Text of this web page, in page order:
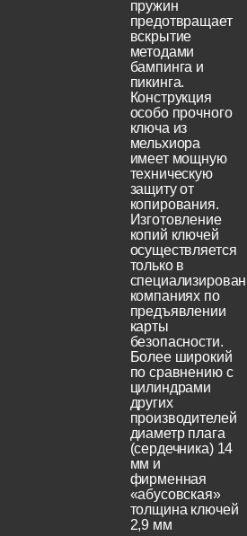
пружин
предотвращает
вскрытие
методами
бампинга и
пикинга.
Конструкция
особо прочного
ключа из
мельхиора
имеет мощную
техническую
защиту от
копирования.
Изготовление
копий ключей
осуществляется
только в
компаниях по
предъявлении
карты
безопасности.
Более широкий
по сравнению с
цилиндрами
других
производителей
диаметр плага
(сердечника) 14
мм и
фирменная
«абусовская»
толщина ключей
2,9 мм